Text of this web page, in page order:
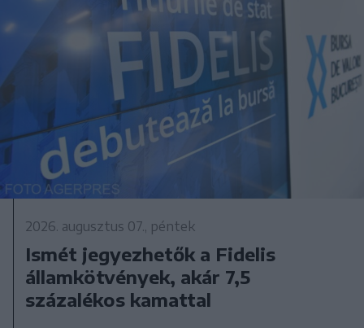
2026. augusztus 07., péntek
Ismét jegyezhetők a Fidelis
államkötvények, akár 7,5
százalékos kamattal